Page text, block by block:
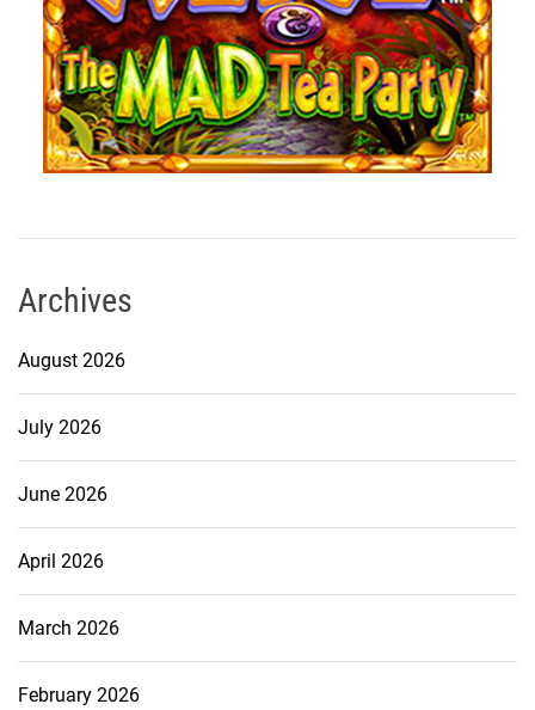
Archives
August 2026
July 2026
June 2026
April 2026
March 2026
February 2026